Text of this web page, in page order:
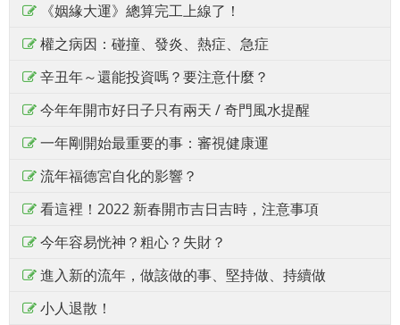
《姻緣大運》總算完工上線了！
權之病因：碰撞、發炎、熱症、急症
辛丑年～還能投資嗎？要注意什麼？
今年年開市好日子只有兩天 / 奇門風水提醒
一年剛開始最重要的事：審視健康運
流年福德宮自化的影響？
看這裡！2022 新春開市吉日吉時，注意事項
今年容易恍神？粗心？失財？
進入新的流年，做該做的事、堅持做、持續做
小人退散！